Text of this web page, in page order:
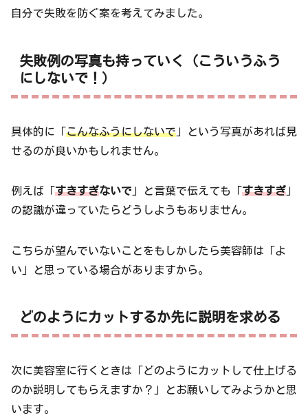
自分で失敗を防ぐ案を考えてみました。
失敗例の写真も持っていく（こういうふう
にしないで！）
具体的に「こんなふうにしないで 」という写真があれば見
せるのが良いかもしれません。
例えば「すきすぎないで 」と言葉で伝えても「すきすぎ 」
の認識が違っていたらどうしようもありません。
こちらが望んでいないことをもしかしたら美容師は「よ
い」と思っている場合がありますから。
どのようにカットするか先に説明を求める
次に美容室に行くときは「どのようにカットして仕上げる
のか説明してもらえますか？」とお願いしてみようかと思
います。